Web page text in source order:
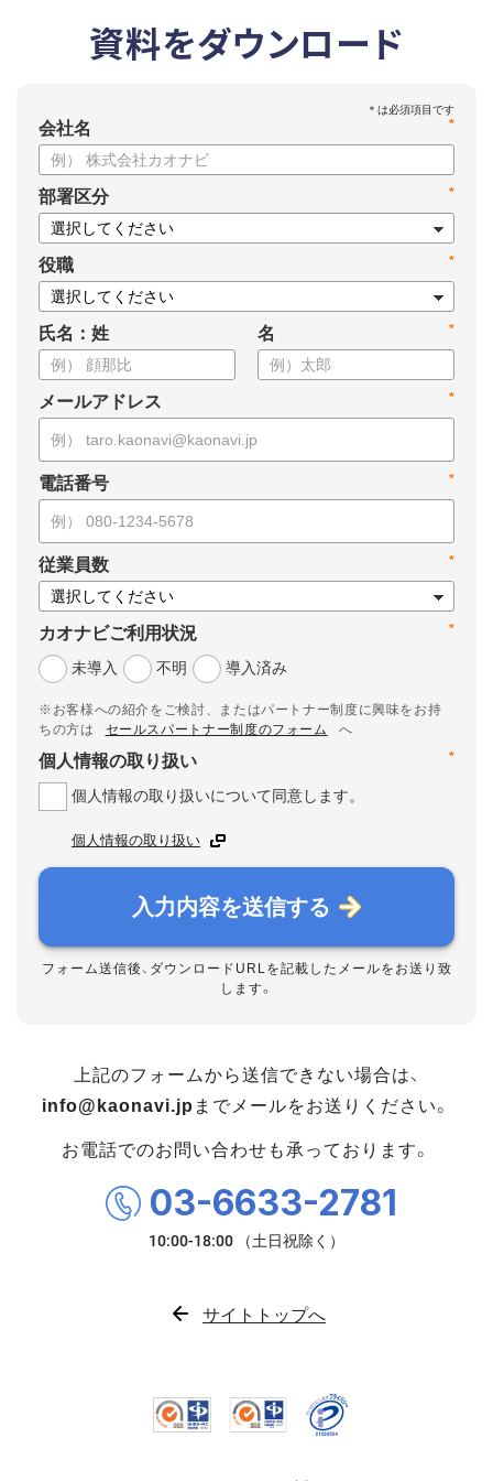
資料をダウンロード
*
会社名
*
部署区分
*
役職
氏名：姓 *
名
*
メールアドレス
*
電話番号
*
従業員数
*
カオナビご利用状況
未導入
不明 導入済み
※お客様への紹介をご検討、またはパートナー制度に興味をお持
ちの方は
セールスパートナー制度のフォーム
へ
*
個人情報の取り扱い
個人情報の取り扱いについて同意します。
個人情報の取り扱い
入力内容を送信する
フォーム送信後、ダウンロードURLを記載したメールをお送り致
します。
上記のフォームから送信できない場合は、
info@kaonavi.jp までメールをお送りください。
お電話でのお問い合わせも承っております。
03-6633-2781
サイトトップへ